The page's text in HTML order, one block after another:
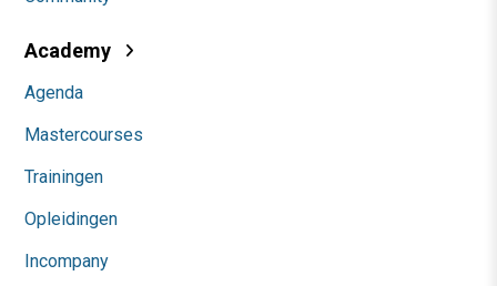
Academy
Agenda
Mastercourses
Trainingen
Opleidingen
Incompany